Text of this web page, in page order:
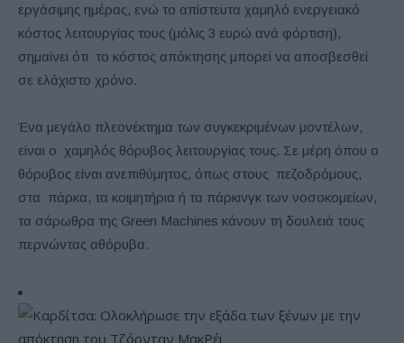
εργάσιμης ημέρας, ενώ το απίστευτα χαμηλό ενεργειακό
κόστος λειτουργίας τους (μόλις 3 ευρώ ανά φόρτιση),
σημαίνει ότι το κόστος απόκτησης μπορεί να αποσβεσθεί
σε ελάχιστο χρόνο.
Ένα μεγάλο πλεονέκτημα των συγκεκριμένων μοντέλων,
είναι ο χαμηλός θόρυβος λειτουργίας τους. Σε μέρη όπου ο
θόρυβος είναι ανεπιθύμητος, όπως στους πεζοδρόμους,
στα πάρκα, τα κοιμητήρια ή τα πάρκινγκ των νοσοκομείων,
τα σάρωθρα της Green Machines κάνουν τη δουλειά τους
περνώντας αθόρυβα.